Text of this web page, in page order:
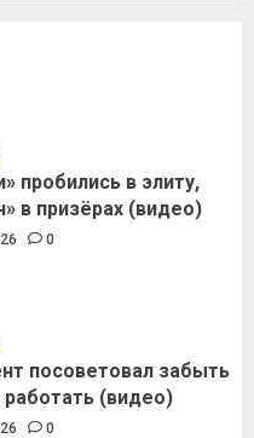
пробились в элиту,
в призёрах (видео)
0
посоветовал забыть
работать (видео)
0